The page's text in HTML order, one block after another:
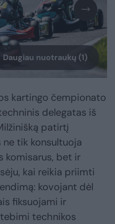
Daugiau nuotraukų (1)
kartingo čempionato
delegatas iš
patirtį
tik konsultuoja
komisarus, bet ir
kai reikia priimti
kovojant dėl
fiksuojami ir
technikos